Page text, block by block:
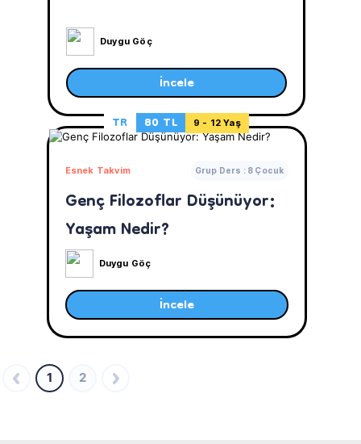
Duygu Göç
İncele
TR
80 TL 9 - 12 Yaş
Esnek Takvim Grup Ders : 8 Çocuk
Genç Filozoflar Düşünüyor:
Yaşam Nedir?
Duygu Göç
İncele
1 2